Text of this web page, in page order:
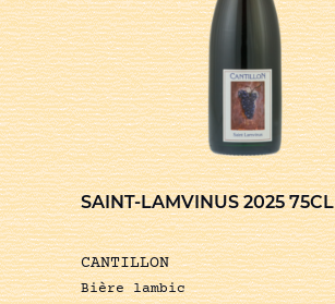
SAINT-LAMVINUS 2025 75CL
CANTILLON
Bière lambic